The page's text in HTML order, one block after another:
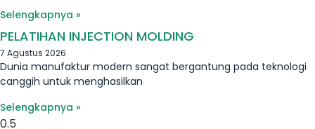
Selengkapnya »
PELATIHAN INJECTION MOLDING
7 Agustus 2026
Dunia manufaktur modern sangat bergantung pada teknologi
canggih untuk menghasilkan
Selengkapnya »